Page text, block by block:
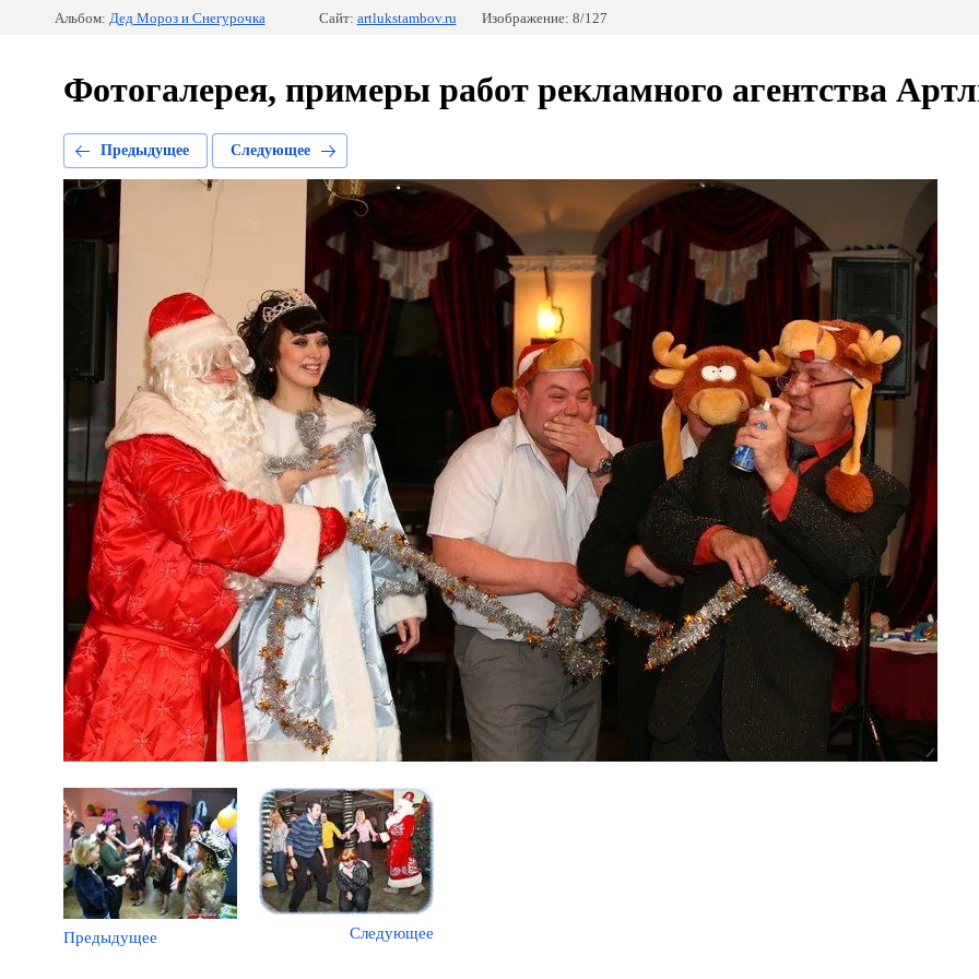
Альбом: Дед Мороз и Снегурочка Сайт: artlukstambov.ru Изображение: 8/127
Фотогалерея, примеры работ рекламного агентства
Предыдущее Следующее
Предыдущее Следующее